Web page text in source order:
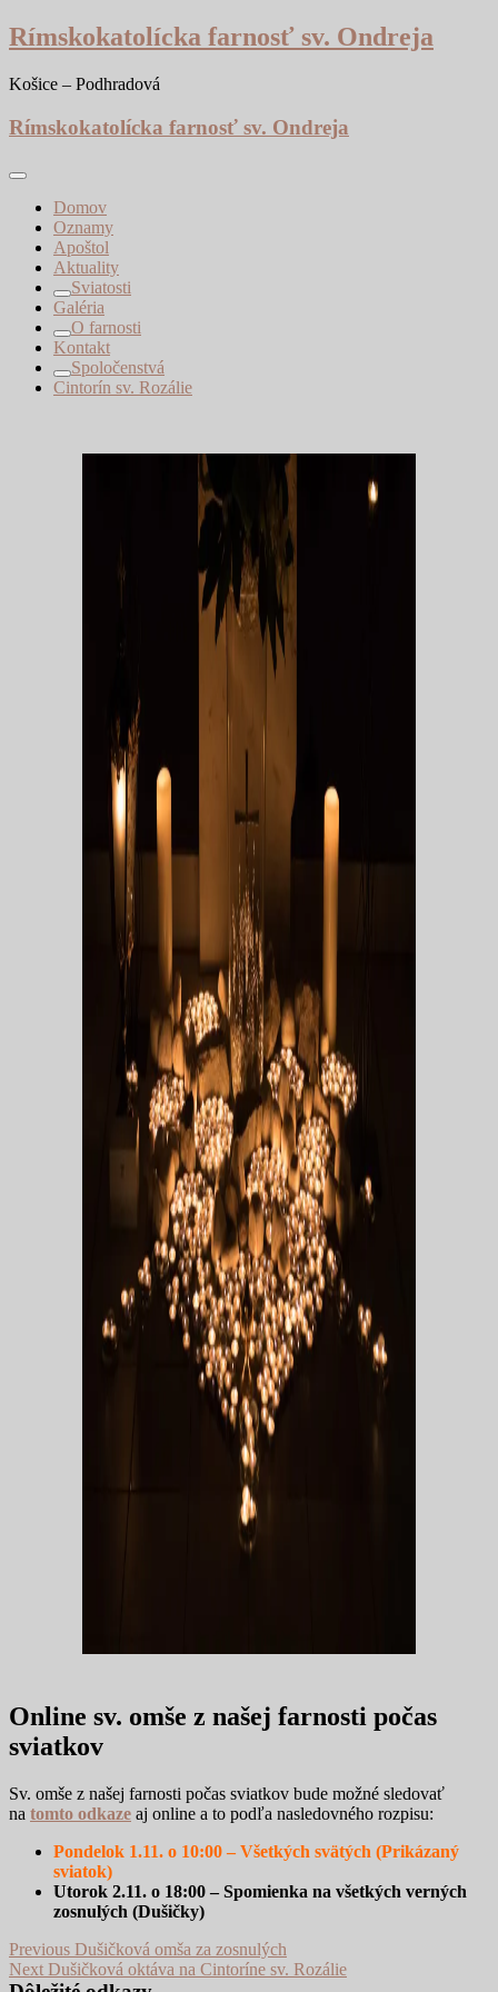
Skip
to
Rímskokatolícka farnosť sv. Ondreja
Košice – Podhradová
Rímskokatolícka farnosť sv. Ondreja
Domov
Oznamy
Apoštol
Aktuality
Sviatosti
Galéria
O farnosti
Kontakt
Spoločenstvá
Cintorín sv. Rozálie
Online sv. omše z našej farnosti počas
sviatkov
Sv. omše z našej farnosti počas sviatkov bude možné sledovať
na tomto odkaze aj online a to podľa nasledovného rozpisu:
Pondelok 1.11. o 10:00 – Všetkých svätých (Prikázaný
sviatok)
Utorok 2.11. o 18:00 – Spomienka na všetkých verných
zosnulých (Dušičky)
Navigácia
v
Previous Previous
post:
Dušičková omša za zosnulých
Next Next
post:
Dušičková oktáva na Cintoríne sv. Rozálie